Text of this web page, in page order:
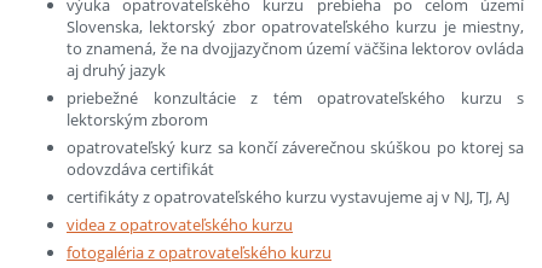
výuka opatrovateľského kurzu prebieha po celom území
Slovenska, lektorský zbor opatrovateľského kurzu je miestny,
to znamená, že na dvojjazyčnom území väčšina lektorov ovláda
aj druhý jazyk
priebežné konzultácie z tém opatrovateľského kurzu s
lektorským zborom
opatrovateľský kurz sa končí záverečnou skúškou po ktorej sa
odovzdáva certifikát
certifikáty z opatrovateľského kurzu vystavujeme aj v NJ, TJ, AJ
videa z opatrovateľského kurzu
fotogaléria z opatrovateľského kurzu